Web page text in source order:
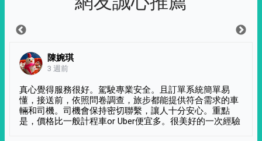
陳婉琪
3 週前
真心覺得服務很好。駕駛專業安全。且訂單系統簡單易
懂，接送前，依照問卷調查，旅步都能提供符合需求的車
輛和司機。司機會保持密切聯繫，讓人十分安心。重點
是，價格比一般計程車or Uber便宜多。很美好的一次經驗